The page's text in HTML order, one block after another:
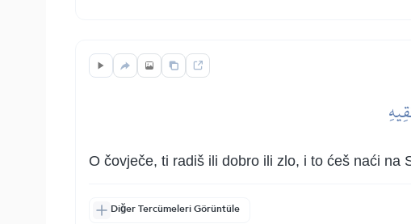
O čovječe, ti radiš ili dobro ili zlo, i to ćeš naći na
Diğer Tercümeleri Görüntüle